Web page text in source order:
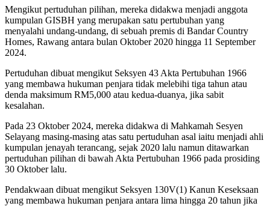
Mengikut pertuduhan pilihan, mereka didakwa menjadi anggota
kumpulan GISBH yang merupakan satu pertubuhan yang
menyalahi undang-undang, di sebuah premis di Bandar Country
Homes, Rawang antara bulan Oktober 2020 hingga 11 September
2024.
Pertuduhan dibuat mengikut Seksyen 43 Akta Pertubuhan 1966
yang membawa hukuman penjara tidak melebihi tiga tahun atau
denda maksimum RM5,000 atau kedua-duanya, jika sabit
kesalahan.
Pada 23 Oktober 2024, mereka didakwa di Mahkamah Sesyen
Selayang masing-masing atas satu pertuduhan asal iaitu menjadi ahli
kumpulan jenayah terancang, sejak 2020 lalu namun ditawarkan
pertuduhan pilihan di bawah Akta Pertubuhan 1966 pada prosiding
30 Oktober lalu.
Pendakwaan dibuat mengikut Seksyen 130V(1) Kanun Keseksaan
yang membawa hukuman penjara antara lima hingga 20 tahun jika